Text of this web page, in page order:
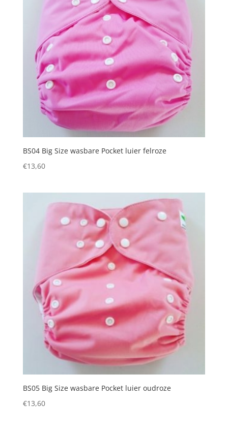
BS04 Big Size wasbare Pocket luier felroze
€13,60
BS05 Big Size wasbare Pocket luier oudroze
€13,60